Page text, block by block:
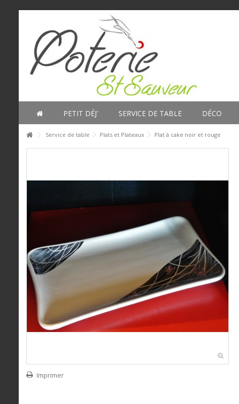
PETIT DÉJ' SERVICE DE TABLE DÉCO
Service de table Plats et Plateaux Plat à cake noir et rouge
Imprimer